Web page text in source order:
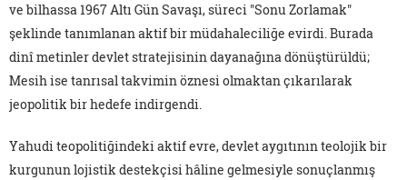
ve bilhassa 1967 Altı Gün Savaşı, süreci "Sonu Zorlamak"
şeklinde tanımlanan aktif bir müdahaleciliğe evirdi. Burada
dinî metinler devlet stratejisinin dayanağına dönüştürüldü;
Mesih ise tanrısal takvimin öznesi olmaktan çıkarılarak
jeopolitik bir hedefe indirgendi.
Yahudi teopolitiğindeki aktif evre, devlet aygıtının teolojik bir
kurgunun lojistik destekçisi hâline gelmesiyle sonuçlanmış